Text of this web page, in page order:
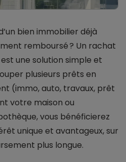
bien immobilier déjà
remboursé ? Un rachat
une solution simple et
plusieurs prêts en
(immo, auto, travaux, prêt
votre maison ou
vous bénéficierez
unique et avantageux, sur
plus longue.